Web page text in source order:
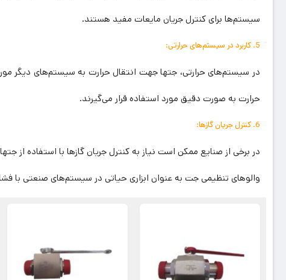
سیستم‌ها برای کنترل جریان مایعات مفید هستند.
5. کاربرد در سیستم‌های حرارتی:
در سیستم‌های حرارتی، جتها جهت انتقال حرارت به سیستم‌های دیگر
حرارت به صورت دقیق مورد استفاده قرار می‌گیرند.
6. کنترل جریان گازها:
در برخی از صنایع ممکن است نیاز به کنترل جریان گازها با استفاده از
والوهای تنظیمی جت به عنوان ابزاری حیاتی در سیستم‌های صنعتی با فشار